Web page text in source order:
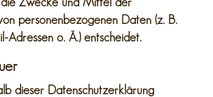
personenbezogenen Daten (z. B.
Adressen o. Ä.) entscheidet.
dieser Datenschutzerklärung